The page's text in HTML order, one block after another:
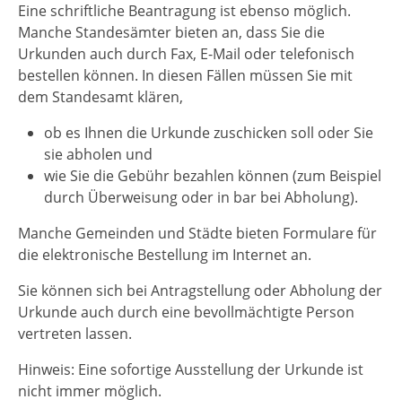
Eine schriftliche Beantragung ist ebenso möglich.
Manche Standesämter bieten an, dass Sie die
Urkunden auch durch Fax, E-Mail oder telefonisch
bestellen können. In diesen Fällen müssen Sie mit
dem Standesamt klären,
ob es Ihnen die Urkunde zuschicken soll oder Sie
sie abholen und
wie Sie die Gebühr bezahlen können (zum Beispiel
durch Überweisung oder in bar bei Abholung).
Manche Gemeinden und Städte bieten Formulare für
die elektronische Bestellung im Internet an.
Sie können sich bei Antragstellung oder Abholung der
Urkunde auch durch eine bevollmächtigte Person
vertreten lassen.
Hinweis: Eine sofortige Ausstellung der Urkunde ist
nicht immer möglich.